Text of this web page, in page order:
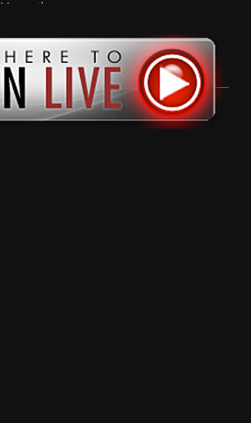
11 months ago